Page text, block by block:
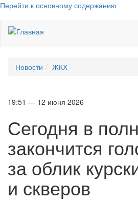
Перейти к основному содержанию
Новости ЖКХ
19:51 — 12 июня 2026
Сегодня в
закончится
за облик
и скверов